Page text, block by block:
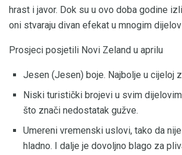
hrast i javor. Dok su u ovo doba godine
oni stvaraju divan efekat u mnogim
Prosjeci posjetili Novi Zeland u aprilu
Jesen (Jesen) boje. Najbolje u cijeloj
Niski turistički brojevi u svim
što znači nedostatak gužve.
Umereni vremenski uslovi, tako da
hladno. I dalje je dovoljno blago za